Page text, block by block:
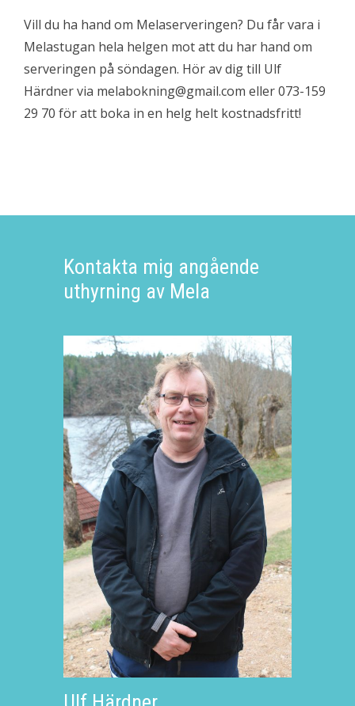
Vill du ha hand om Melaserveringen? Du får vara i
Melastugan hela helgen mot att du har hand om
serveringen på söndagen. Hör av dig till Ulf
Härdner via melabokning@gmail.com eller 073-159
29 70 för att boka in en helg helt kostnadsfritt!
Kontakta mig angående
uthyrning av Mela